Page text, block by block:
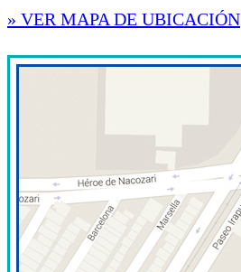
» VER MAPA DE UBICACIÓN